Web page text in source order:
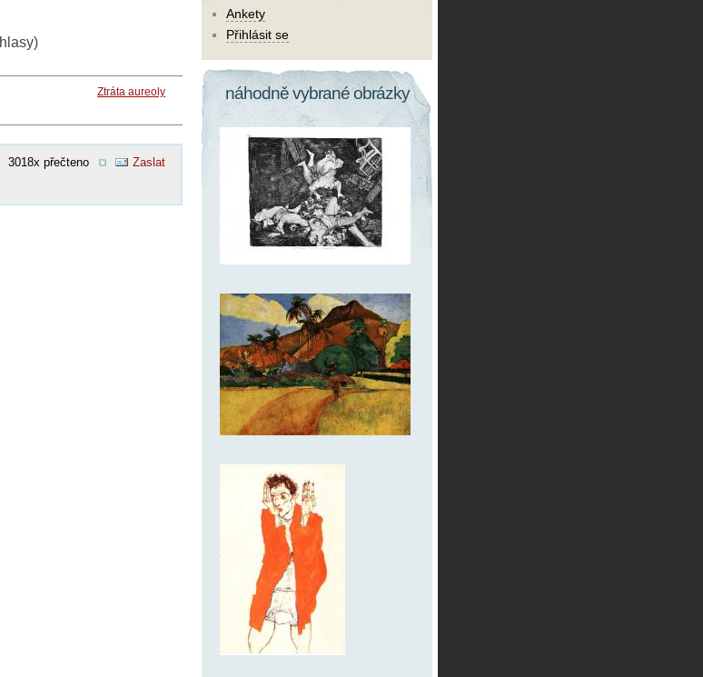
hlasy)
Ztráta aureoly
3018x přečteno
Zaslat
Ankety
Přihlásit se
náhodně vybrané obrázky